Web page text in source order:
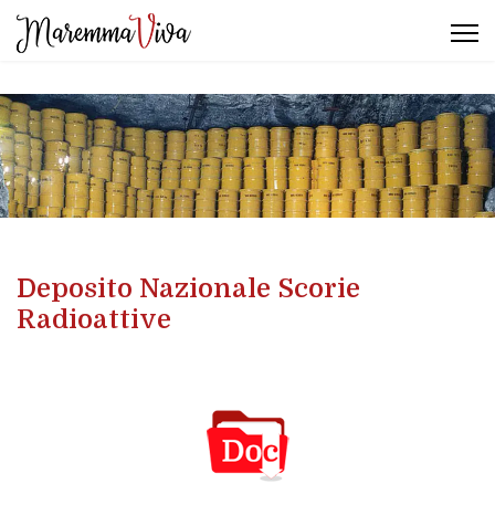
Deposito Nazionale Scorie
Radioattive